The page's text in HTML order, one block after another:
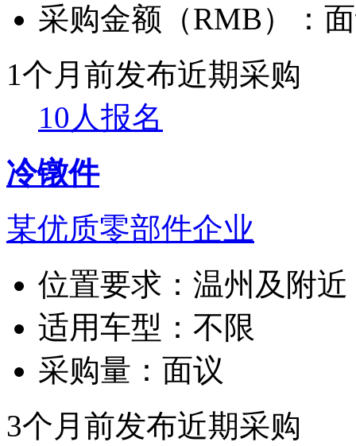
采购金额（RMB）：
1个月前发布近期采购
10人报名
冷镦件
某优质零部件企业
位置要求： 温州及附近
适用车型： 不限
采购量： 面议
3个月前发布近期采购